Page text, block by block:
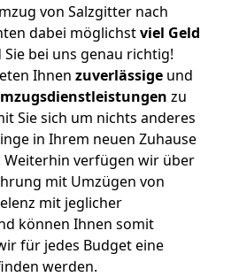
von Salzgitter nach
dabei möglichstviel Geld
Sie bei uns genau richtig!
Ihnen zuverlässige und
zu
Sie sich um nichts anderes
in Ihrem neuen Zuhause
verfügen wir über
mit Umzügen von
mit jeglicher
können Ihnen somit
für jedes Budget eine
werden.